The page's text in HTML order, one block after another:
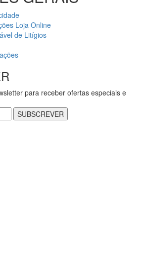
Loja Online
de Litígios
para receber ofertas especiais e
SUBSCREVER